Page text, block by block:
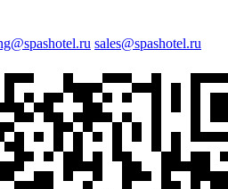
sales@spashotel.ru